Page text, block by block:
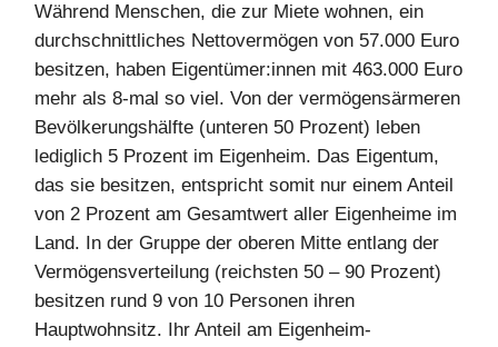
Während Menschen, die zur Miete wohnen, ein
durchschnittliches Nettovermögen von 57.000 Euro
besitzen, haben Eigentümer:innen mit 463.000 Euro
mehr als 8-mal so viel. Von der vermögensärmeren
Bevölkerungshälfte (unteren 50 Prozent) leben
lediglich 5 Prozent im Eigenheim. Das Eigentum,
das sie besitzen, entspricht somit nur einem Anteil
von 2 Prozent am Gesamtwert aller Eigenheime im
Land. In der Gruppe der oberen Mitte entlang der
Vermögensverteilung (reichsten 50 – 90 Prozent)
besitzen rund 9 von 10 Personen ihren
Hauptwohnsitz. Ihr Anteil am Eigenheim-